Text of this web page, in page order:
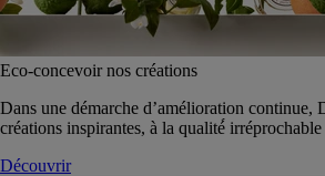
Eco-concevoir nos créations
Dans une démarche d’amélioration continue,
créations inspirantes, à la qualité́
Découvrir